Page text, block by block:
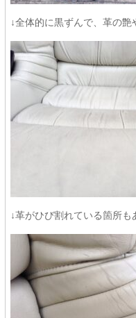
↓全体的に黒ずんで、革の艶
↓革がひび割れている箇所も